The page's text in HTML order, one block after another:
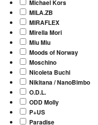
Michael Kors
MILA.ZB
MIRAFLEX
Mirella Mori
Miu Miu
Moods of Norway
Moschino
Nicoleta Buchi
Nikitana / NanoBimbo
O.D.L.
ODD Molly
P+US
Paradise